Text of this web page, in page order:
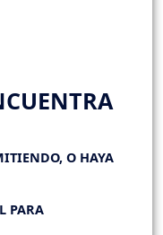
O HAYA
PARA